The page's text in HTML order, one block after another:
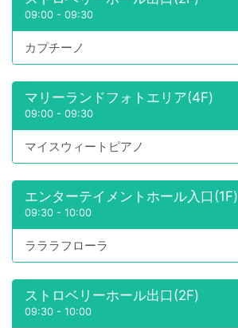
09:00 - 09:30
カプチーノ
マリーランドフォトエリア(4F)
09:00 - 09:30
マイスウィートピアノ
エンターテイメントホール入口(1F)
09:30 - 10:00
ラララフローラ
ストロベリーホール出口(2F)
09:30 - 10:00